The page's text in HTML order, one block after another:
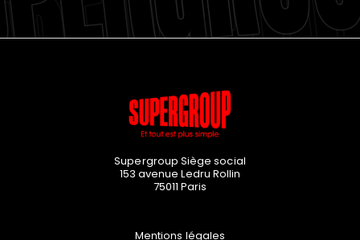
Supergroup Siège social
153 avenue Ledru Rollin
75011 Paris
Mentions légales